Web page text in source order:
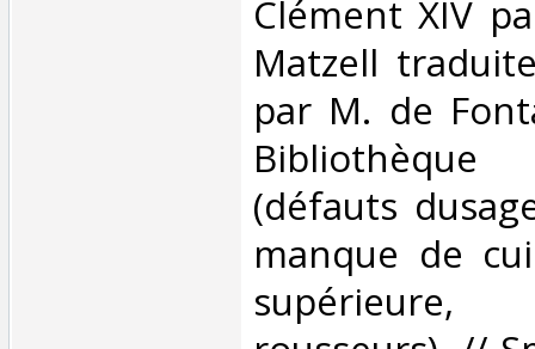
Clément XIV
Matzell
par M. de
(défauts
manque de